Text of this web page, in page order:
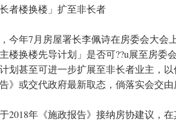
者楼换楼」扩至非长者
今年7月房屋署长李佩诗在房委会大会
主楼换楼先导计划」是否可??u展至房
划甚至可进一步扩展至非长者业主，
告》或交代政府最新取态，倘落实会交
2018年《施政报告》接纳房协建议，